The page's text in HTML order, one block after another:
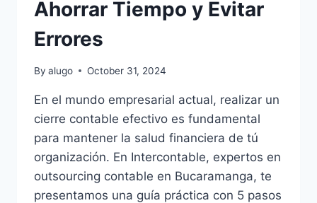
Ahorrar Tiempo y Evitar
Errores
By alugo October 31, 2024
En el mundo empresarial actual, realizar un
cierre contable efectivo es fundamental
para mantener la salud financiera de tú
organización. En Intercontable, expertos en
outsourcing contable en Bucaramanga, te
presentamos una guía práctica con 5 pasos